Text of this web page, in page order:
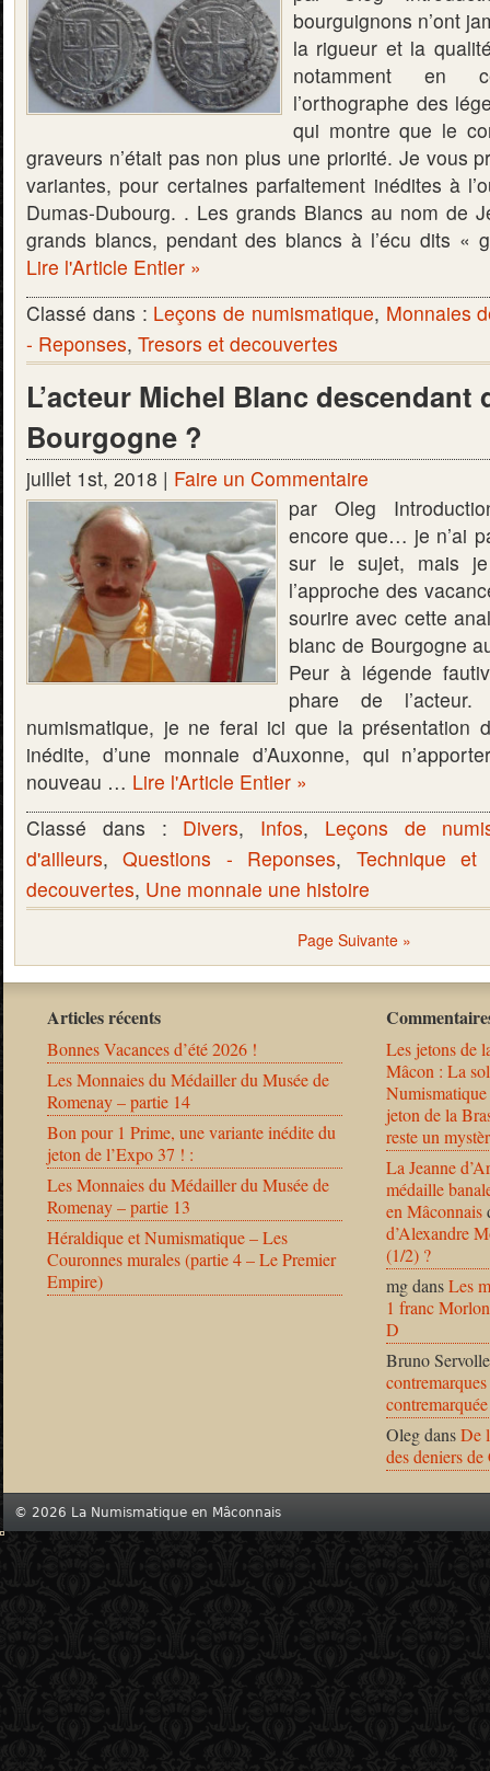
bourguignons n’ont
la rigueur et la
notamment en
l’orthographe des
qui montre que le
graveurs n’était pas non plus une priorité. Je vous
variantes, pour certaines parfaitement inédites à
Dumas-Dubourg. . Les grands Blancs au nom de
grands blancs, pendant des blancs à l’écu dits «
Lire l'Article Entier »
Classé dans : Leçons de numismatique, Monnaies
- Reponses, Tresors et decouvertes
L’acteur Michel Blanc descendant
Bourgogne ?
juillet 1st, 2018 | Faire un Commentaire
par Oleg
encore que… je n’ai
sur le sujet, mais
l’approche des
sourire avec cette
blanc de Bourgogne
Peur à légende
phare de
numismatique, je ne ferai ici que la présentation
inédite, d’une monnaie d’Auxonne, qui
nouveau … Lire l'Article Entier »
Classé dans : Divers, Infos, Leçons de
d'ailleurs,Questions - Reponses, Technique et
decouvertes, Une monnaie une histoire
Page Suivante »
Articles récents
Bonnes Vacances d’été 2026 !
Les Monnaies du Médailler du Musée de
Romenay – partie 14
Bon pour 1 Prime, une variante inédite du
jeton de l’Expo 37 ! :
Les Monnaies du Médailler du Musée de
Romenay – partie 13
Héraldique et Numismatique – Les
Couronnes murales (partie 4 – Le Premier
Empire)
Les jetons de
Mâcon : La
jeton de la
reste un
La Jeanne
médaille
en Mâconnais
d’Alexandre
(1/2) ?
mgdansLes
1 franc
D
Bruno Servolle
OlegdansDe
des deniers
© 2026 La Numismatique en Mâconnais